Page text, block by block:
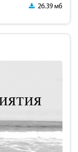
26.39 мб